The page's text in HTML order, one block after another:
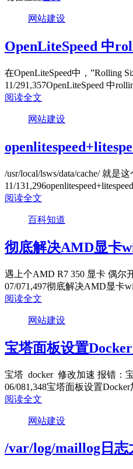
网站建设
OpenLiteSpeed 中
在OpenLiteSpeed中，”Rolling
11/291,357OpenLiteSpeed 中
阅读全文
网站建设
/usr/local/lsws/data/cache/ 就是
11/131,296
阅读全文
百科知道
彻底解决AMD显卡
遇上个AMD R7 350 显卡 偶尔
07/071,497彻底解决AMD显卡
阅读全文
网站建设
宝塔面板设置
宝塔 docker 修改加速 报错：
06/081,348宝塔面板设置Docker
阅读全文
网站建设
/var/log/maillog日